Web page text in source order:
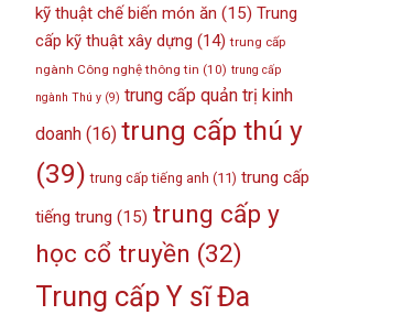
kỹ thuật chế biến món ăn (15) Trung
cấp kỹ thuật xây dựng (14) trung cấp
ngành Công nghệ thông tin (10) trung cấp
ngành Thú y (9) trung cấp quản trị kinh
doanh (16) trung cấp thú y
(39) trung cấp tiếng anh (11) trung cấp
tiếng trung (15) trung cấp y
học cổ truyền (32)
Trung cấp Y sĩ Đa